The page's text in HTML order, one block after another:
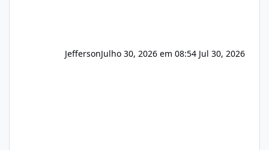
JeffersonJulho 30, 2026 em 08:54 Jul 30, 2026